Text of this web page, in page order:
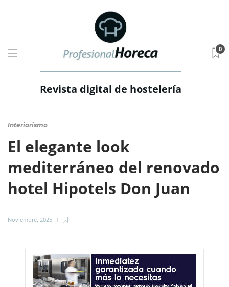
Revista digital de hostelería
0
Interiorismo
El elegante look
mediterráneo del renovado
hotel Hipotels Don Juan
Noviembre, 2025